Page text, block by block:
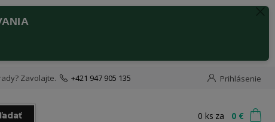
Prihlásenie
Zavolajte. +421 947 905 135
0 ks za 0 €